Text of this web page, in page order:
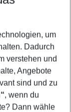
um
Dadurch
verstehen und
Angebote
sind und zu
, wenn du
Dann wähle